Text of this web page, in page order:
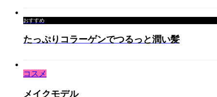
おすすめ
たっぷりコラーゲンでつるっと潤い髪
コスメ
メイクモデル